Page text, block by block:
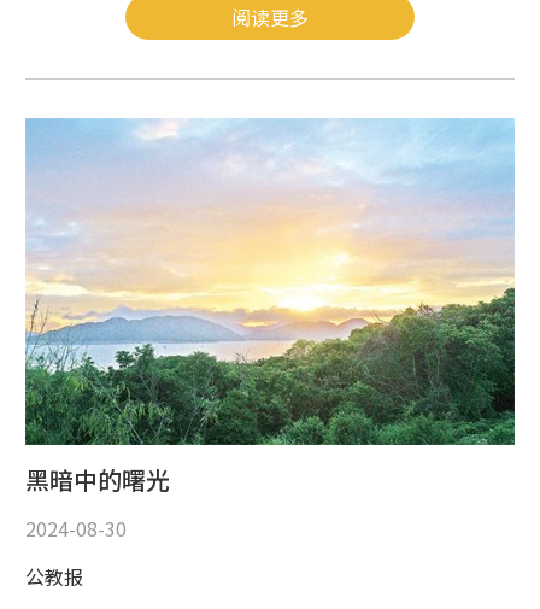
阅读更多
黑暗中的曙光
2024-08-30
公教报